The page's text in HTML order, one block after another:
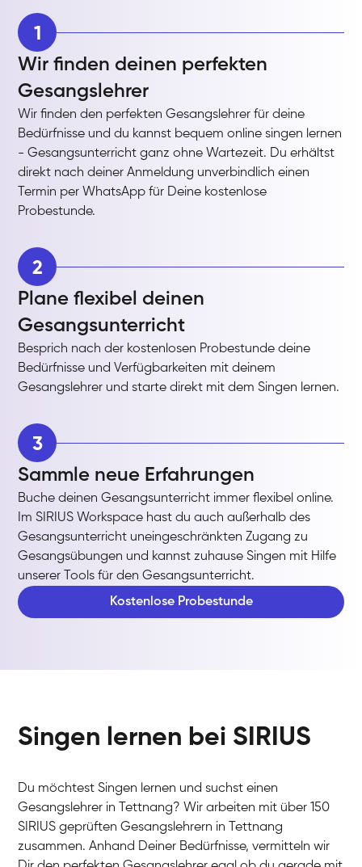
1
Wir finden deinen perfekten
Gesangslehrer
Wir finden den perfekten Gesangslehrer für deine
Bedürfnisse und du kannst bequem online singen lernen
- Gesangsunterricht ganz ohne Wartezeit. Du erhältst
direkt nach deiner Anmeldung unverbindlich einen
Termin per WhatsApp für Deine kostenlose
Probestunde.
2
Plane flexibel deinen
Gesangsunterricht
Besprich nach der kostenlosen Probestunde deine
Bedürfnisse und Verfügbarkeiten mit deinem
Gesangslehrer und starte direkt mit dem Singen lernen.
3
Sammle neue Erfahrungen
Buche deinen Gesangsunterricht immer flexibel online.
Im SIRIUS Workspace hast du auch außerhalb des
Gesangsunterricht uneingeschränkten Zugang zu
Gesangsübungen und kannst zuhause Singen mit Hilfe
unserer Tools für den Gesangsunterricht.
Kostenlose Probestunde
Singen lernen bei SIRIUS
Du möchtest Singen lernen und suchst einen
Gesangslehrer in Tettnang? Wir arbeiten mit über 150
SIRIUS geprüften Gesangslehrern in Tettnang
zusammen. Anhand Deiner Bedürfnisse, vermitteln wir